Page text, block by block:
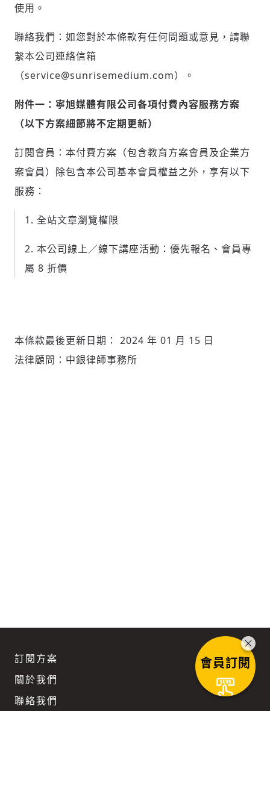
使用。
聯絡我們：如您對於本條款有任何問題或意見，請聯
繫本公司連絡信箱
（service@sunrisemedium.com）。
附件一：寧旭媒體有限公司各項付費內容服務方案
（以下方案細節將不定期更新）
訂閱會員：本付費方案（包含教育方案會員及企業方
案會員）除包含本公司基本會員權益之外，享有以下
服務：
全站文章瀏覽權限
本公司線上／線下講座活動：優先報名、會員專
屬 8 折價
本條款最後更新日期： 2024 年 01 月 15 日
法律顧問：中銀律師事務所
訂閱方案
關於我們
聯絡我們
會員訂閱